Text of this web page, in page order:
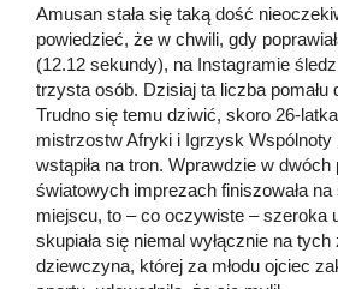
Amusan stała się taką dość
powiedzieć, że w chwili, gdy
(12.12 sekundy), na Instagramie
trzysta osób. Dzisiaj ta liczba pomału
Trudno się temu dziwić, skoro 26-
mistrzostw Afryki i Igrzysk Wspólnoty
wstąpiła na tron. Wprawdzie w dwóch
światowych imprezach finiszowała
miejscu, to – co oczywiste – szeroka
skupiała się niemal wyłącznie na
dziewczyna, której za młodu ojciec